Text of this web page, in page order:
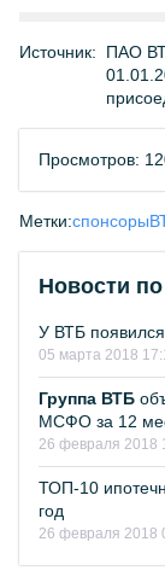
Источник:
ПАО
Просмотров:
Метки:спонсоры
Новости
У ВТБ
05 марта 2018
Группа ВТБ
МСФО за 12
26 февраля 2018
ТОП-10
год
26 февраля 2018